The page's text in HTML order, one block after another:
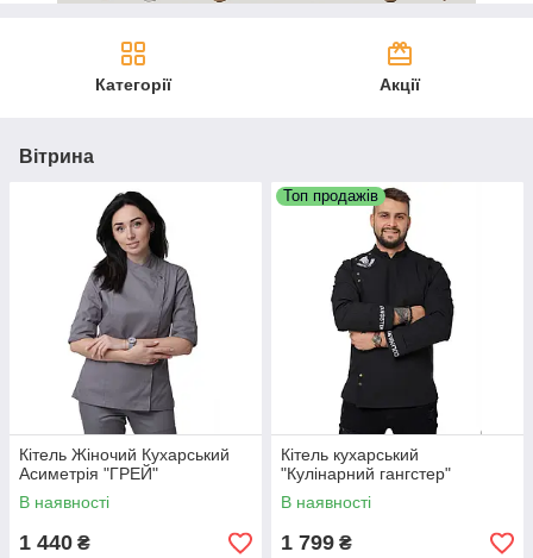
Категорії Акції
Вітрина
Кітель Жіночий Кухарський
Асиметрія "ГРЕЙ"
В наявності
1 440 ₴
Топ продажів
Кітель кухарський
"Кулінарний гангстер"
В наявності
1 799 ₴